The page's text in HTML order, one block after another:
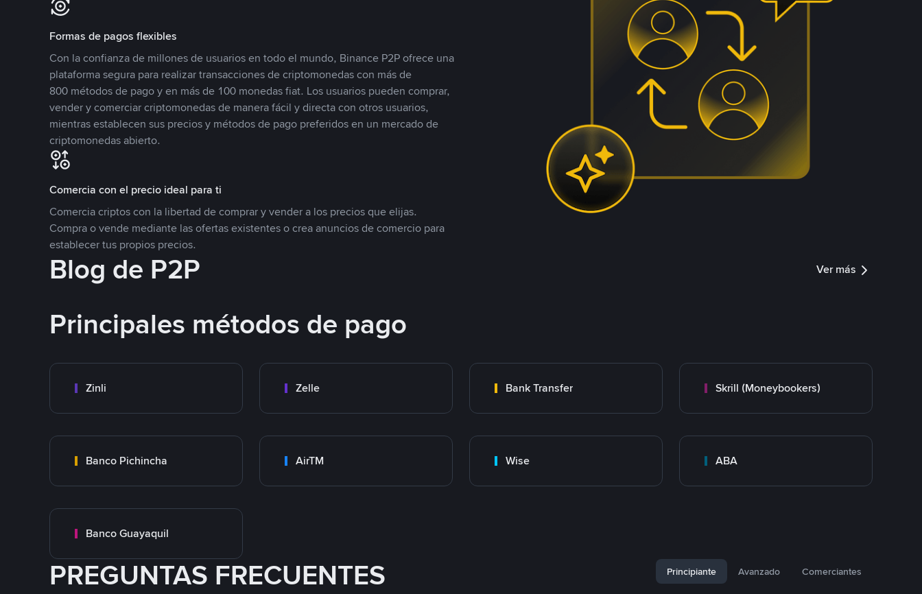
Formas de pagos flexibles
Con la confianza de millones de usuarios en todo el mundo, Binance P2P ofrece una
plataforma segura para realizar transacciones de criptomonedas con más de
800 métodos de pago y en más de 100 monedas fiat. Los usuarios pueden comprar,
vender y comerciar criptomonedas de manera fácil y directa con otros usuarios,
mientras establecen sus precios y métodos de pago preferidos en un mercado de
criptomonedas abierto.
Comercia con el precio ideal para ti
Comercia criptos con la libertad de comprar y vender a los precios que elijas.
Compra o vende mediante las ofertas existentes o crea anuncios de comercio para
establecer tus propios precios.
Blog de P2P Ver más
Principales métodos de pago
Zinli Zelle Bank Transfer Skrill (Moneybookers)
Banco Pichincha AirTM Wise ABA
Banco Guayaquil
PREGUNTAS FRECUENTES Principiante Avanzado Comerciantes